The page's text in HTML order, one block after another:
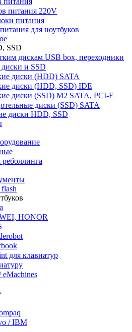
питания 220V
питания
для ноутбуков
SSD
дискам USB box, переходники
и SSD
диски (HDD) SATA
диски (HDD, SSD) IDE
диски (SSD) M2 SATA, PCI-E
диски (SSD) SATA
диски HDD, SSD
HONOR
для клавиатур
/ IBM